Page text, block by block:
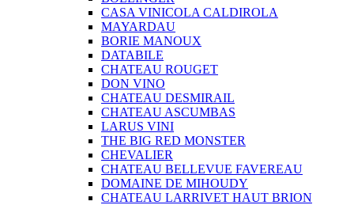
CASA VINICOLA CALDIROLA
MAYARDAU
BORIE MANOUX
DATABILE
CHATEAU ROUGET
DON VINO
CHATEAU DESMIRAIL
CHATEAU ASCUMBAS
LARUS VINI
THE BIG RED MONSTER
CHEVALIER
CHATEAU BELLEVUE FAVEREAU
DOMAINE DE MIHOUDY
CHATEAU LARRIVET HAUT BRION